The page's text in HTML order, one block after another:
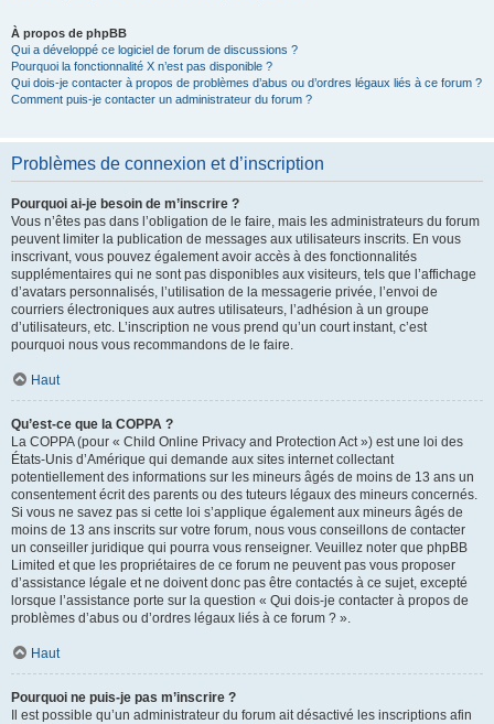
À propos de phpBB
Qui a développé ce logiciel de forum de discussions ?
Pourquoi la fonctionnalité X n’est pas disponible ?
Qui dois-je contacter à propos de problèmes d’abus ou d’ordres légaux liés à ce forum ?
Comment puis-je contacter un administrateur du forum ?
Problèmes de connexion et d’inscription
Pourquoi ai-je besoin de m’inscrire ?
Vous n’êtes pas dans l’obligation de le faire, mais les administrateurs du forum
peuvent limiter la publication de messages aux utilisateurs inscrits. En vous
inscrivant, vous pouvez également avoir accès à des fonctionnalités
supplémentaires qui ne sont pas disponibles aux visiteurs, tels que l’affichage
d’avatars personnalisés, l’utilisation de la messagerie privée, l’envoi de
courriers électroniques aux autres utilisateurs, l’adhésion à un groupe
d’utilisateurs, etc. L’inscription ne vous prend qu’un court instant, c’est
pourquoi nous vous recommandons de le faire.
Haut
Qu’est-ce que la COPPA ?
La COPPA (pour « Child Online Privacy and Protection Act ») est une loi des
États-Unis d’Amérique qui demande aux sites internet collectant
potentiellement des informations sur les mineurs âgés de moins de 13 ans un
consentement écrit des parents ou des tuteurs légaux des mineurs concernés.
Si vous ne savez pas si cette loi s’applique également aux mineurs âgés de
moins de 13 ans inscrits sur votre forum, nous vous conseillons de contacter
un conseiller juridique qui pourra vous renseigner. Veuillez noter que phpBB
Limited et que les propriétaires de ce forum ne peuvent pas vous proposer
d’assistance légale et ne doivent donc pas être contactés à ce sujet, excepté
lorsque l’assistance porte sur la question « Qui dois-je contacter à propos de
problèmes d’abus ou d’ordres légaux liés à ce forum ? ».
Haut
Pourquoi ne puis-je pas m’inscrire ?
Il est possible qu’un administrateur du forum ait désactivé les inscriptions afin